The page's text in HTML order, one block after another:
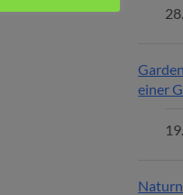
einer